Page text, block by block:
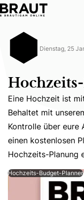
Dienstag, 25
Eine Hochzeit ist
Eine Hochzeit ist
Behaltet mit
Kontrolle über eure
einen kostenlosen
Hochzeits-Planung
Hochzeits-Budget-Planner